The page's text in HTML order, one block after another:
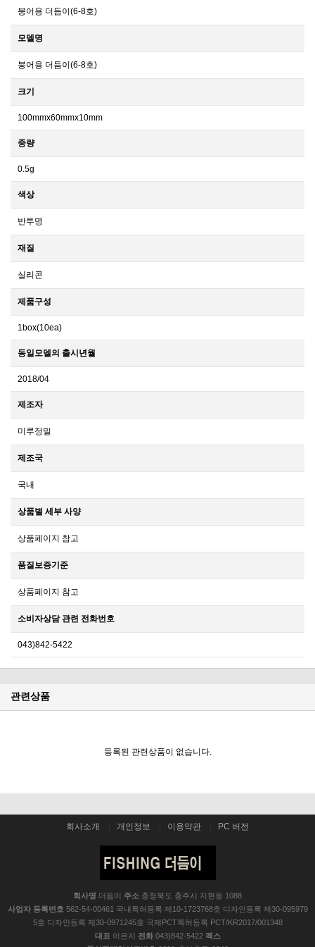
붕어용 더듬이(6-8호)
모델명
붕어용 더듬이(6-8호)
크기
100mmx60mmx10mm
중량
0.5g
색상
반투명
재질
실리콘
제품구성
1box(10ea)
동일모델의 출시년월
2018/04
제조자
미루정밀
제조국
국내
상품별 세부 사양
상품페이지 참고
품질보증기준
상품페이지 참고
소비자상담 관련 전화번호
043)842-5422
관련상품
등록된 관련상품이 없습니다.
회사소개 개인정보 이용약관 PC 버전
회사명 더듬이 주소 충청북도 충주시 지현동 1088
사업자 등록번호562-54-00461 국내특허등록 제10-1723768호 디자인등록 제30-095979
5호 디자인등록 제30-0971245호 국제PCT특허등록 PCT/KR2017/001348
대표이은지 전화043)842-5422 팩스